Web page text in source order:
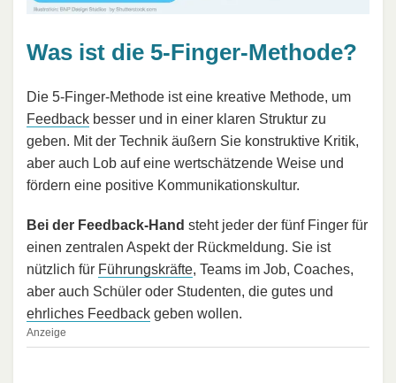
Was ist die 5-Finger-Methode?
Die 5-Finger-Methode ist eine kreative Methode, um
Feedback besser und in einer klaren Struktur zu
geben. Mit der Technik äußern Sie konstruktive Kritik,
aber auch Lob auf eine wertschätzende Weise und
fördern eine positive Kommunikationskultur.
Bei der Feedback-Hand steht jeder der fünf Finger für
einen zentralen Aspekt der Rückmeldung. Sie ist
nützlich für Führungskräfte, Teams im Job, Coaches,
aber auch Schüler oder Studenten, die gutes und
ehrliches Feedback geben wollen.
Anzeige